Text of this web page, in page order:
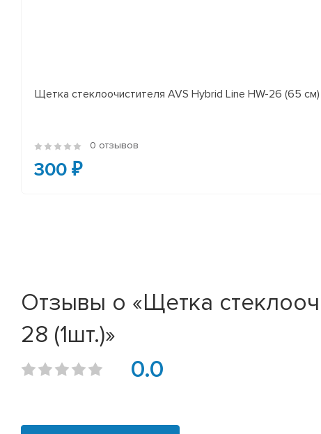
Щетка стеклоочистителя AVS Hybrid Line HW-26 (65 см)
0 отзывов
300 ₽
Отзывы о «Щетка
28 (1шт.)»
0.0